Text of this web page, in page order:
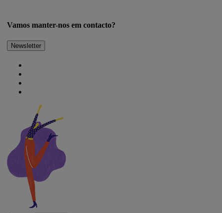
Vamos manter-nos em contacto?
Newsletter